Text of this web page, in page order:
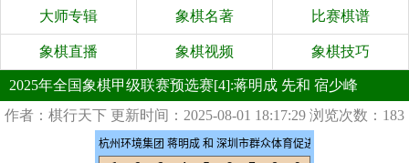
大师专辑 象棋名著 比赛棋谱
象棋直播 象棋视频 象棋技巧
2025年全国象棋甲级联赛预选赛[4]:蒋明成 先和 宿少峰
作者：棋行天下 更新时间：2025-08-01 18:17:29 浏览次数：183